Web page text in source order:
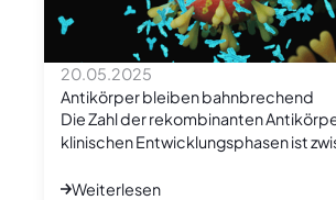
20.05.2025
Antikörper bleiben bahnbrechend
Die Zahl der rekombinanten
klinischen Entwicklungsphasen ist
Weiterlesen